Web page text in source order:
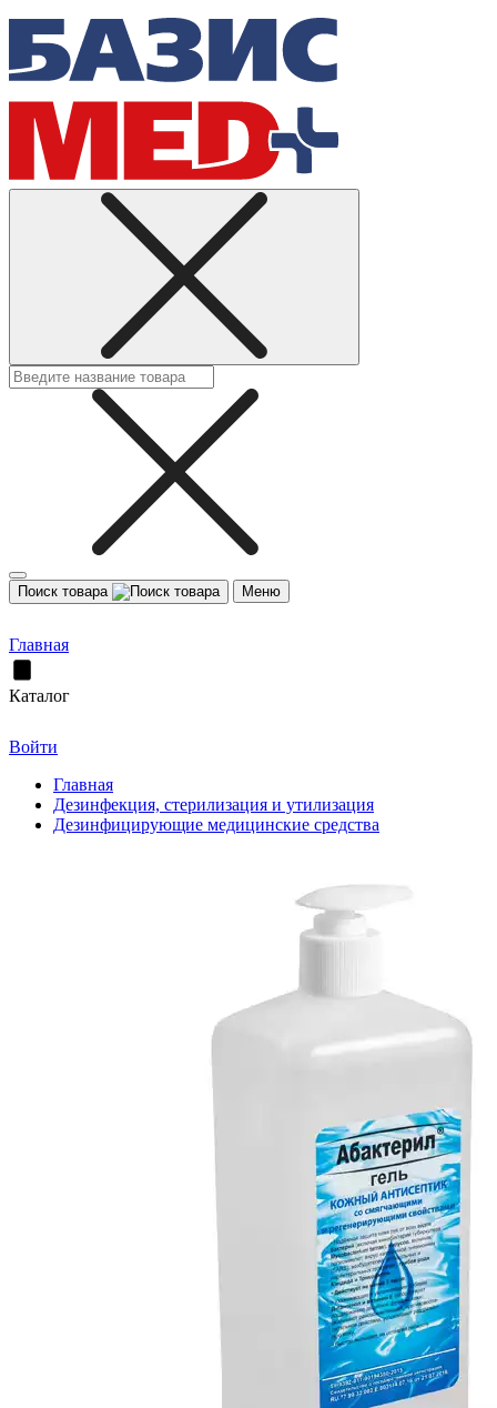
Поиск товара Меню
Главная
Каталог
Войти
Главная
Дезинфекция, стерилизация и утилизация
Дезинфицирующие медицинские средства